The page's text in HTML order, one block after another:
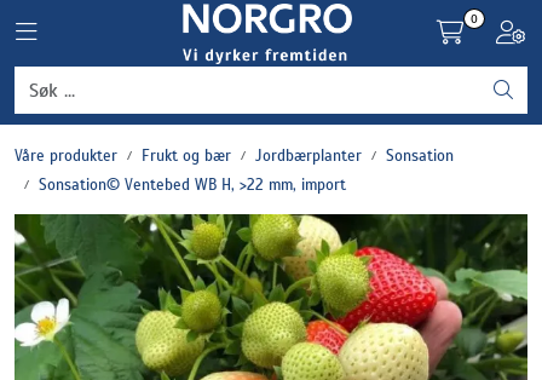
Toggle navigation
0
Våre produkter Frukt og bær Jordbærplanter
Sonsation
Sonsation© Ventebed WB H, >22 mm, import
Grønnsaker
Settepotet og setteløk
Frukt og bær
Plantevern og nyttedyr
Blomster, potter og brett